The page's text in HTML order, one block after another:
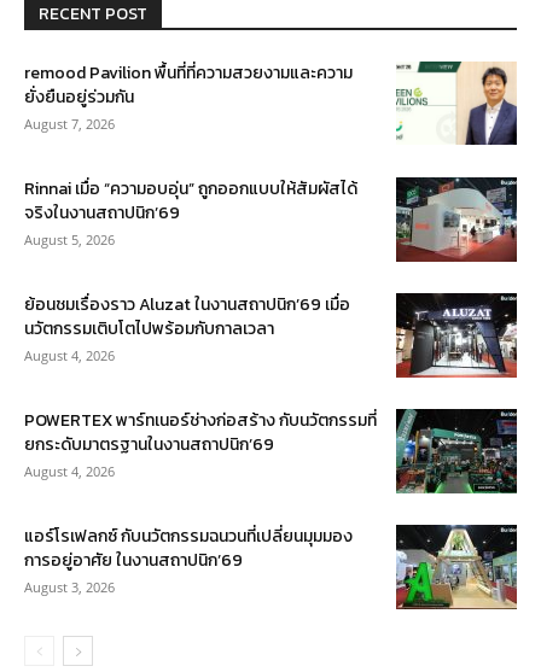
RECENT POST
remood Pavilion พื้นที่ที่ความสวยงามและความ
ยั่งยืนอยู่ร่วมกัน
August 7, 2026
Rinnai เมื่อ “ความอบอุ่น” ถูกออกแบบให้สัมผัสได้
จริงในงานสถาปนิก’69
August 5, 2026
ย้อนชมเรื่องราว Aluzat ในงานสถาปนิก’69 เมื่อ
นวัตกรรมเติบโตไปพร้อมกับกาลเวลา
August 4, 2026
POWERTEX พาร์ทเนอร์ช่างก่อสร้าง กับนวัตกรรมที่
ยกระดับมาตรฐานในงานสถาปนิก’69
August 4, 2026
แอร์โรเฟลกซ์ กับนวัตกรรมฉนวนที่เปลี่ยนมุมมอง
การอยู่อาศัย ในงานสถาปนิก’69
August 3, 2026